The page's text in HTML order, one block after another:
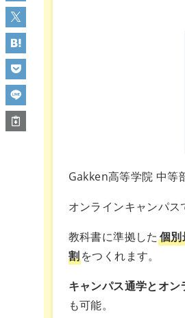
Gakken高等学院 中等
オンラインキャンパス
教科書に準拠した 個別
割をつくれます。
キャンパス通学とオ
も可能。